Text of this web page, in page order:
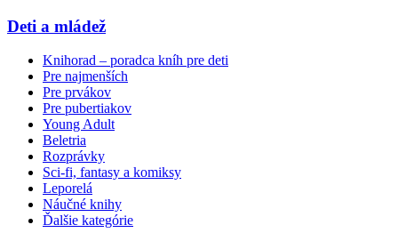
Deti a mládež
Knihorad – poradca kníh pre deti
Pre najmenších
Pre prvákov
Pre pubertiakov
Young Adult
Beletria
Rozprávky
Sci-fi, fantasy a komiksy
Leporelá
Náučné knihy
Ďalšie kategórie